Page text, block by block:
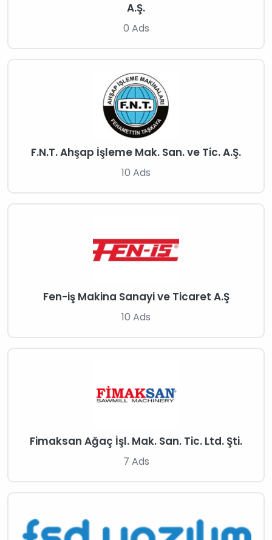
A.Ş.
0 Ads
F.N.T. Ahşap İşleme Mak. San. ve Tic. A.Ş.
10 Ads
Fen-iş Makina Sanayi ve Ticaret A.Ş
10 Ads
Fimaksan Ağaç İşl. Mak. San. Tic. Ltd. Şti.
7 Ads